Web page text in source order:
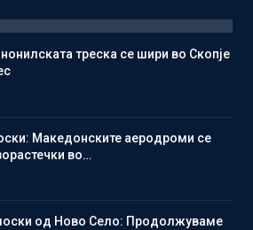
треска се шири во Скопје
Македонските аеродроми се
во…
од Ново Село: Продолжуваме